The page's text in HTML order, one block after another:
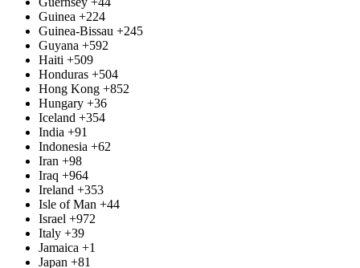
Guinea +224
Guinea-Bissau +245
Guyana +592
Haiti +509
Honduras +504
Hong Kong +852
Hungary +36
Iceland +354
India +91
Indonesia +62
Iran +98
Iraq +964
Ireland +353
Isle of Man +44
Israel +972
Italy +39
Jamaica +1
Japan +81